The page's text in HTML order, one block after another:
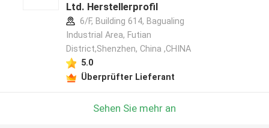
Ltd. Herstellerprofil
6/F, Building 614, Bagualing
Industrial Area, Futian
District,Shenzhen, China ,CHINA
5.0
Überprüfter Lieferant
Sehen Sie mehr an